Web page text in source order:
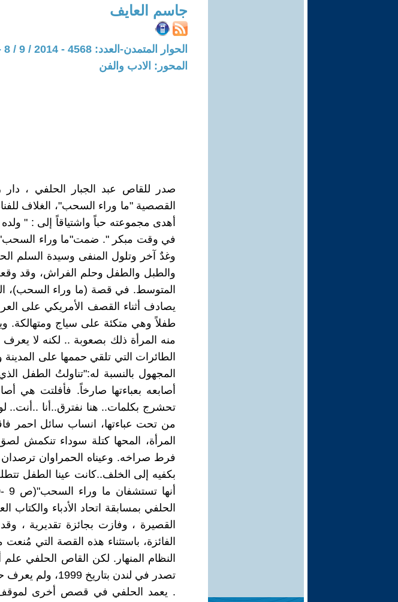
جاسم العايف
الحوار المتمدن-العدد: 4568 - 2014 / 9 / 8 - 21:30
المحور: الادب والفن
صدر للقاص عبد الجبار الحلفي ،
القصصية "ما وراء السحب"، الغلاف
أهدى مجموعته حباً واشتياقاً إلى : " ولده
في وقت مبكر ". ضمت"ما وراء
وغدٌ آخر وتلول المنفى وسيدة السلم
المتوسط. في قصة (ما وراء السحب)،
طفلاً وهي متكئة على سياج ومتهالكة.
منه المرأة ذلك بصعوبة .. لكنه لا
الطائرات التي تلقي حممها على
المجهول بالنسبة له:"تناولتُ الطفل
أصابعه بعباءتها صارخاً. فأفلتت هي
تحشرج بكلمات.. هنا نفترق..أنا
المرأة، المحها كتلة سوداء تنكمش
فرط صراخه. وعيناه الحمراوان
بكفيه إلى الخلف..كانت عينا الطفل
القصيرة ، وفازت بجائزة تقديرية ،
الفائزة، باستثناء هذه القصة التي
النظام المنهار. لكن القاص الحلفي
تصدر في لندن